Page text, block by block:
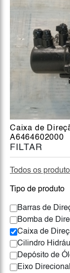
FILTAR
Todos os
Tipo de produto
Barras de
Bomba de
Caixa de
Cilindro
Depósito de
Eixo Direcional
Caixa de
A6464602000